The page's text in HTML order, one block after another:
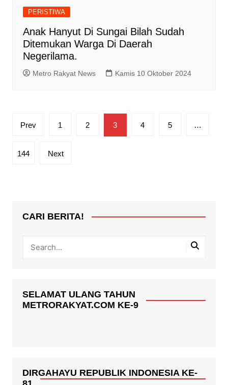
PERISTIWA
Anak Hanyut Di Sungai Bilah Sudah
Ditemukan Warga Di Daerah
Negerilama.
Metro Rakyat News Kamis 10 Oktober 2024
Paginasi
Prev 1 2 3 4 5 …
144 Next
CARI BERITA!
SELAMAT ULANG TAHUN
METRORAKYAT.COM KE-9
DIRGAHAYU REPUBLIK INDONESIA KE-